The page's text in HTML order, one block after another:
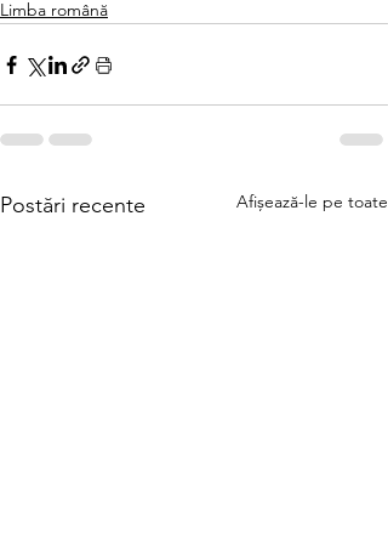
Limba română
Postări recente Afișează-le pe toate